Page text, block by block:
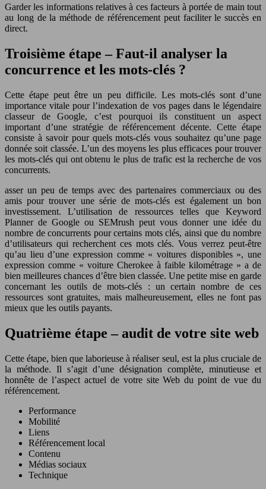
Garder les informations relatives à ces facteurs à portée de main tout
au long de la méthode de référencement peut faciliter le succès en
direct.
Troisième étape – Faut-il analyser la
concurrence et les mots-clés ?
Cette étape peut être un peu difficile. Les mots-clés sont d’une
importance vitale pour l’indexation de vos pages dans le légendaire
classeur de Google, c’est pourquoi ils constituent un aspect
important d’une stratégie de référencement décente. Cette étape
consiste à savoir pour quels mots-clés vous souhaitez qu’une page
donnée soit classée. L’un des moyens les plus efficaces pour trouver
les mots-clés qui ont obtenu le plus de trafic est la recherche de vos
concurrents.
asser un peu de temps avec des partenaires commerciaux ou des
amis pour trouver une série de mots-clés est également un bon
investissement. L’utilisation de ressources telles que Keyword
Planner de Google ou SEMrush peut vous donner une idée du
nombre de concurrents pour certains mots clés, ainsi que du nombre
d’utilisateurs qui recherchent ces mots clés. Vous verrez peut-être
qu’au lieu d’une expression comme « voitures disponibles », une
expression comme « voiture Cherokee à faible kilométrage » a de
bien meilleures chances d’être bien classée. Une petite mise en garde
concernant les outils de mots-clés : un certain nombre de ces
ressources sont gratuites, mais malheureusement, elles ne font pas
mieux que les outils payants.
Quatrième étape – audit de votre site web
Cette étape, bien que laborieuse à réaliser seul, est la plus cruciale de
la méthode. Il s’agit d’une désignation complète, minutieuse et
honnête de l’aspect actuel de votre site Web du point de vue du
référencement.
Performance
Mobilité
Liens
Référencement local
Contenu
Médias sociaux
Technique